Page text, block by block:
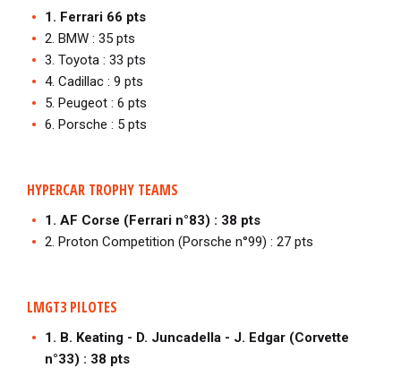
1. Ferrari 66 pts
2. BMW : 35 pts
3. Toyota : 33 pts
4. Cadillac : 9 pts
5. Peugeot : 6 pts
6. Porsche : 5 pts
HYPERCAR TROPHY TEAMS
1. AF Corse (Ferrari n°83) : 38 pts
2. Proton Competition (Porsche n°99) : 27 pts
LMGT3 PILOTES
1. B. Keating - D. Juncadella - J. Edgar (Corvette
n°33) : 38 pts